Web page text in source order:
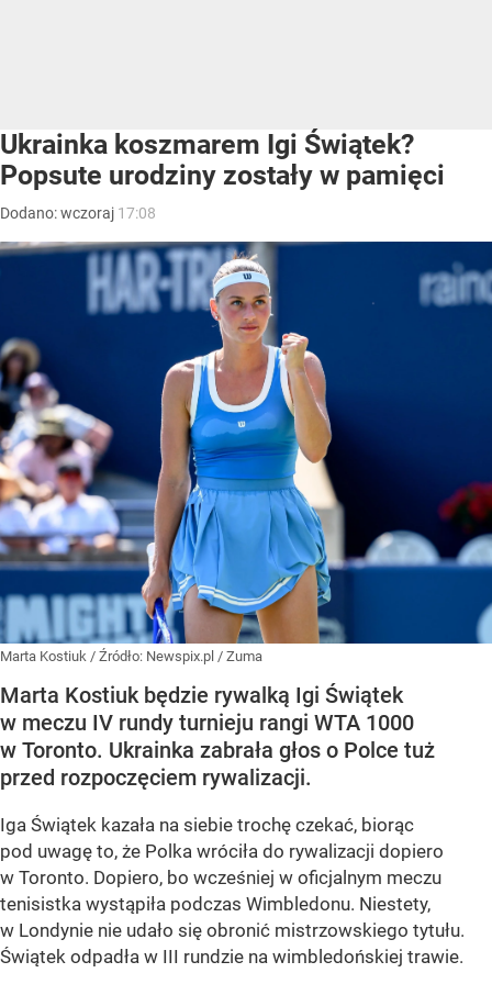
Ukrainka koszmarem Igi Świątek?
Popsute urodziny zostały w pamięci
Dodano:wczoraj 17:08
Marta Kostiuk / Źródło: Newspix.pl / Zuma
Marta Kostiuk będzie rywalką Igi Świątek
w meczu IV rundy turnieju rangi WTA 1000
w Toronto. Ukrainka zabrała głos o Polce tuż
przed rozpoczęciem rywalizacji.
Iga Świątek kazała na siebie trochę czekać, biorąc
pod uwagę to, że Polka wróciła do rywalizacji dopiero
w Toronto. Dopiero, bo wcześniej w oficjalnym meczu
tenisistka wystąpiła podczas Wimbledonu. Niestety,
w Londynie nie udało się obronić mistrzowskiego tytułu.
Świątek odpadła w III rundzie na wimbledońskiej trawie.